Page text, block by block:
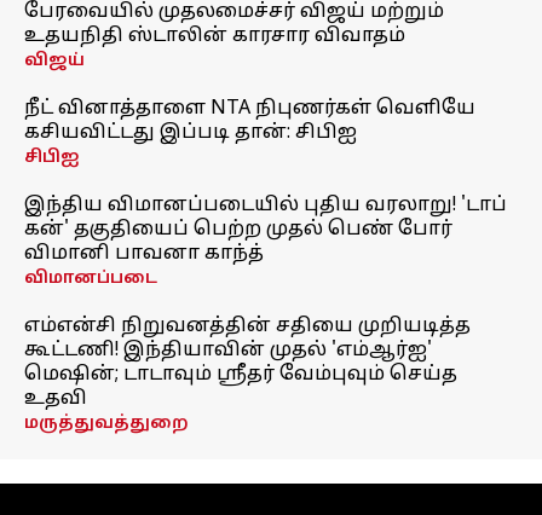
பேரவையில் முதலமைச்சர் விஜய் மற்றும்
உதயநிதி ஸ்டாலின் காரசார விவாதம்
விஜய்
நீட் வினாத்தாளை NTA நிபுணர்கள் வெளியே
கசியவிட்டது இப்படி தான்: சிபிஐ
சிபிஐ
இந்திய விமானப்படையில் புதிய வரலாறு! 'டாப்
கன்' தகுதியைப் பெற்ற முதல் பெண் போர்
விமானி பாவனா காந்த்
விமானப்படை
எம்என்சி நிறுவனத்தின் சதியை முறியடித்த
கூட்டணி! இந்தியாவின் முதல் 'எம்ஆர்ஐ'
மெஷின்; டாடாவும் ஸ்ரீதர் வேம்புவும் செய்த
உதவி
மருத்துவத்துறை